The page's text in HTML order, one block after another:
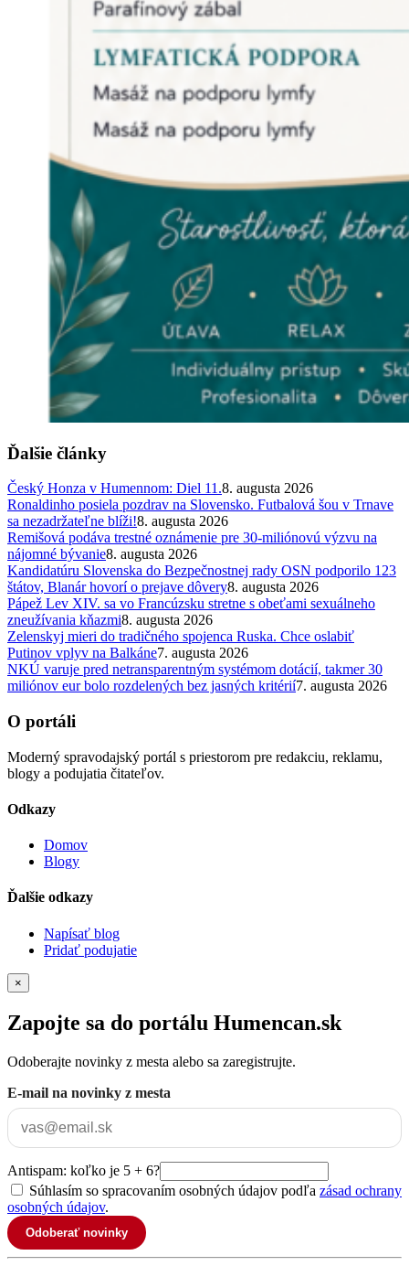
Ďalšie články
Český Honza v Humennom: Diel 11.8. augusta 2026
Ronaldinho posiela pozdrav na Slovensko. Futbalová šou v Trnave
sa nezadržateľne blíži!8. augusta 2026
Remišová podáva trestné oznámenie pre 30-miliónovú výzvu na
nájomné bývanie8. augusta 2026
Kandidatúru Slovenska do Bezpečnostnej rady OSN podporilo 123
štátov, Blanár hovorí o prejave dôvery8. augusta 2026
Pápež Lev XIV. sa vo Francúzsku stretne s obeťami sexuálneho
zneužívania kňazmi8. augusta 2026
Zelenskyj mieri do tradičného spojenca Ruska. Chce oslabiť
Putinov vplyv na Balkáne7. augusta 2026
NKÚ varuje pred netransparentným systémom dotácií, takmer 30
miliónov eur bolo rozdelených bez jasných kritérií7. augusta 2026
O portáli
Moderný spravodajský portál s priestorom pre redakciu, reklamu,
blogy a podujatia čitateľov.
Odkazy
Domov
Blogy
Ďalšie odkazy
Napísať blog
Pridať podujatie
×
Zapojte sa do portálu Humencan.sk
Odoberajte novinky z mesta alebo sa zaregistrujte.
E-mail na novinky z mesta
Antispam: koľko je 5 + 6?
Súhlasím so spracovaním osobných údajov podľa zásad ochrany
osobných údajov.
Odoberať novinky